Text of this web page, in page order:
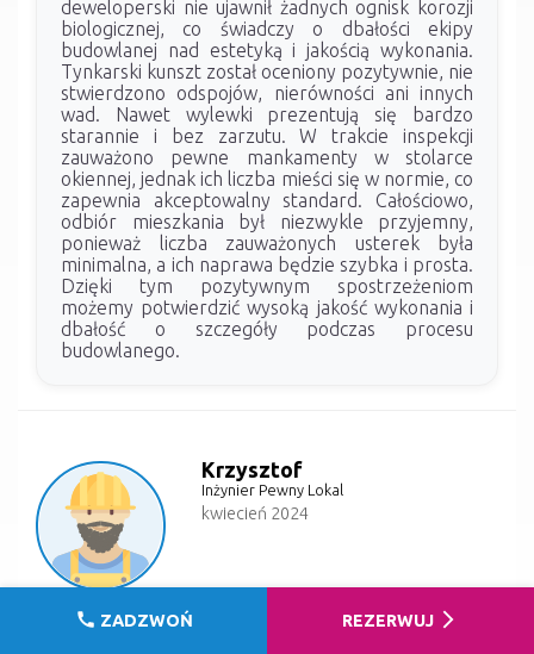
deweloperski nie ujawnił żadnych ognisk korozji
biologicznej, co świadczy o dbałości ekipy
budowlanej nad estetyką i jakością wykonania.
Tynkarski kunszt został oceniony pozytywnie, nie
stwierdzono odspojów, nierówności ani innych
wad. Nawet wylewki prezentują się bardzo
starannie i bez zarzutu. W trakcie inspekcji
zauważono pewne mankamenty w stolarce
okiennej, jednak ich liczba mieści się w normie, co
zapewnia akceptowalny standard. Całościowo,
odbiór mieszkania był niezwykle przyjemny,
ponieważ liczba zauważonych usterek była
minimalna, a ich naprawa będzie szybka i prosta.
Dzięki tym pozytywnym spostrzeżeniom
możemy potwierdzić wysoką jakość wykonania i
dbałość o szczegóły podczas procesu
budowlanego.
Krzysztof
Inżynier Pewny Lokal
kwiecień 2024
call ZADZWOŃ REZERWUJ arrow_forward_ios